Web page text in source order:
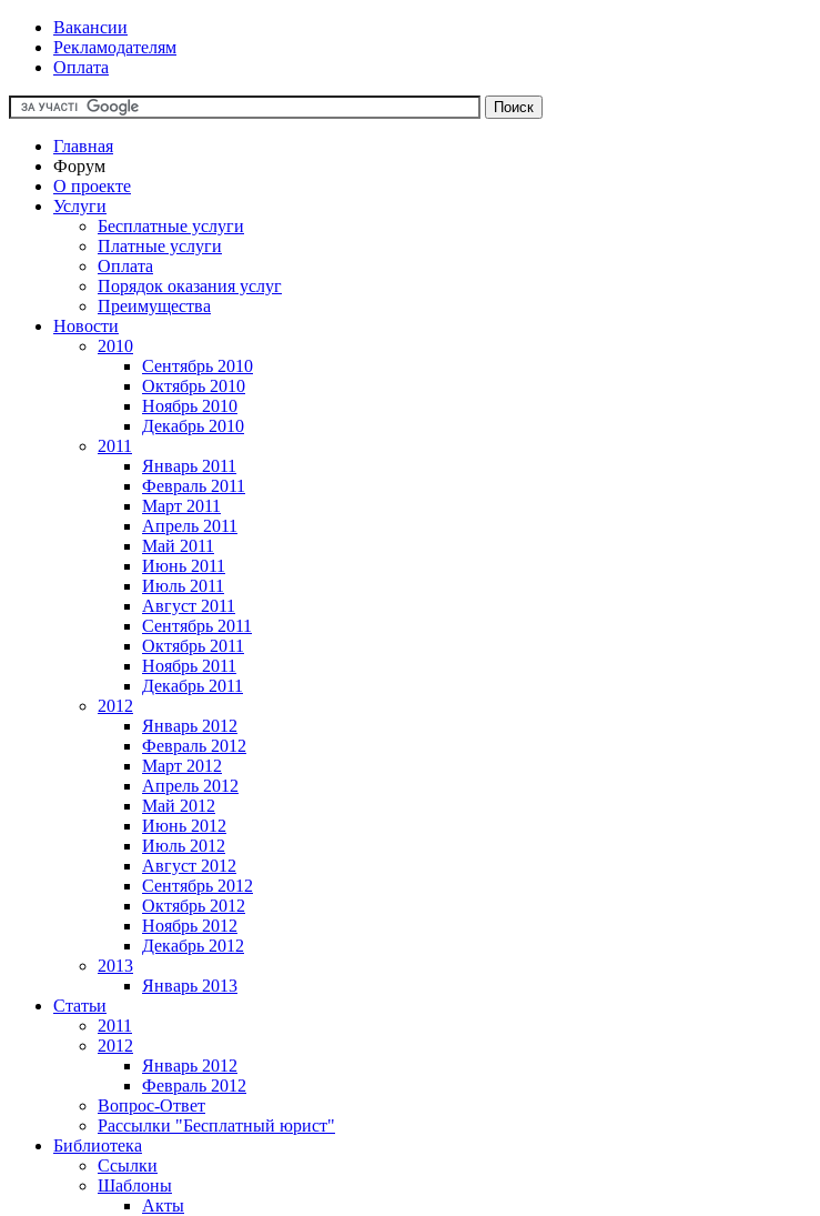
Вакансии
Рекламодателям
Оплата
Главная
Форум
О проекте
Услуги
Бесплатные услуги
Платные услуги
Оплата
Порядок оказания услуг
Преимущества
Новости
2010
Сентябрь 2010
Октябрь 2010
Ноябрь 2010
Декабрь 2010
2011
Январь 2011
Февраль 2011
Март 2011
Апрель 2011
Май 2011
Июнь 2011
Июль 2011
Август 2011
Сентябрь 2011
Октябрь 2011
Ноябрь 2011
Декабрь 2011
2012
Январь 2012
Февраль 2012
Март 2012
Апрель 2012
Май 2012
Июнь 2012
Июль 2012
Август 2012
Сентябрь 2012
Октябрь 2012
Ноябрь 2012
Декабрь 2012
2013
Январь 2013
Статьи
2011
2012
Январь 2012
Февраль 2012
Вопрос-Ответ
Рассылки "Бесплатный юрист"
Библиотека
Ссылки
Шаблоны
Акты